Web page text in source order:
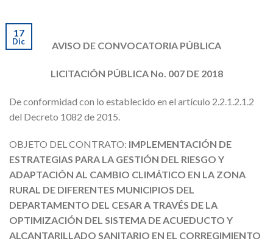
17
Dic AVISO DE CONVOCATORIA PÚBLICA
LICITACIÓN PÚBLICA No. 007 DE 2018
De conformidad con lo establecido en el artículo 2.2.1.2.1.2
del Decreto 1082 de 2015.
OBJETO DEL CONTRATO: IMPLEMENTACIÓN DE
ESTRATEGIAS PARA LA GESTIÓN DEL RIESGO Y
ADAPTACIÓN AL CAMBIO CLIMÁTICO EN LA ZONA
RURAL DE DIFERENTES MUNICIPIOS DEL
DEPARTAMENTO DEL CESAR A TRAVÉS DE LA
OPTIMIZACIÓN DEL SISTEMA DE ACUEDUCTO Y
ALCANTARILLADO SANITARIO EN EL CORREGIMIENTO